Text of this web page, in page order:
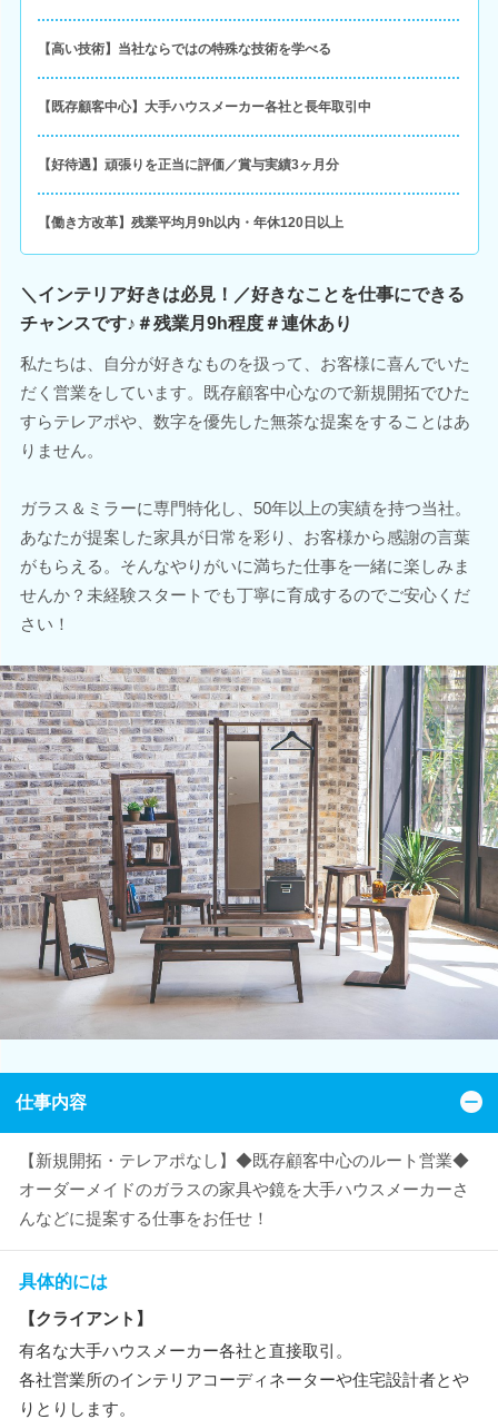
【高い技術】当社ならではの特殊な技術を学べる
【既存顧客中心】大手ハウスメーカー各社と長年取引中
【好待遇】頑張りを正当に評価／賞与実績3ヶ月分
【働き方改革】残業平均月9h以内・年休120日以上
＼インテリア好きは必見！／好きなことを仕事にできる
チャンスです♪＃残業月9h程度＃連休あり
私たちは、自分が好きなものを扱って、お客様に喜んでいた
だく営業をしています。既存顧客中心なので新規開拓でひた
すらテレアポや、数字を優先した無茶な提案をすることはあ
りません。
ガラス＆ミラーに専門特化し、50年以上の実績を持つ当社。
あなたが提案した家具が日常を彩り、お客様から感謝の言葉
がもらえる。そんなやりがいに満ちた仕事を一緒に楽しみま
せんか？未経験スタートでも丁寧に育成するのでご安心くだ
さい！
仕事内容
【新規開拓・テレアポなし】◆既存顧客中心のルート営業◆
オーダーメイドのガラスの家具や鏡を大手ハウスメーカーさ
んなどに提案する仕事をお任せ！
具体的には
【クライアント】
有名な大手ハウスメーカー各社と直接取引。
各社営業所のインテリアコーディネーターや住宅設計者とや
りとりします。